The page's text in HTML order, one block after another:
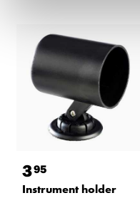
395
Instrument holder